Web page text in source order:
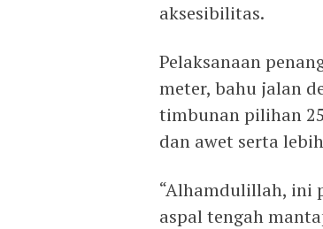
aksesibilitas.
Pelaksanaan
meter, bahu jalan
timbunan pilihan
dan awet serta
“Alhamdulillah, ini
aspal tengah